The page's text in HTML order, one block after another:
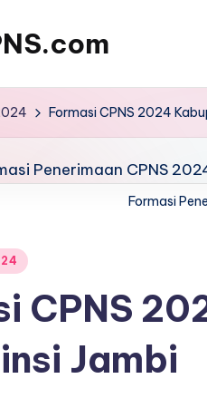
Formasi CPNS 2024
Formasi
CPNS
Jambi